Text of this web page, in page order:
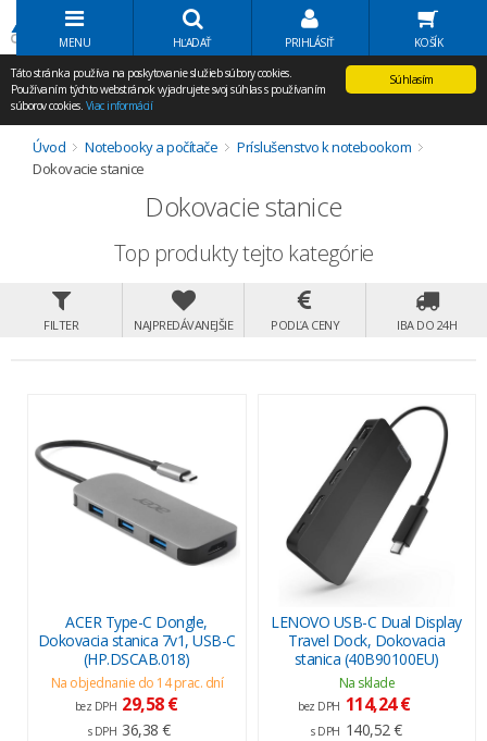
Volať Agem
MENU HĽADAŤ PRIHLÁSIŤ KOŠÍK
Súhlasím
Táto stránka používa na poskytovanie služieb súbory cookies.
Používaním týchto webstránok vyjadrujete svoj súhlas s používaním
súborov cookies. Viac informácií
Úvod Notebooky a počítače
Príslušenstvo k notebookom
Dokovacie stanice
Dokovacie stanice
Top produkty tejto kategórie
FILTER NAJPREDÁVANEJŠIE PODĽA CENY IBA DO 24H
ACER Type-C Dongle,
Dokovacia stanica 7v1, USB-C
(HP.DSCAB.018)
Na objednanie do 14 prac. dní
bez DPH 29,58 €
s DPH 36,38 €
LENOVO USB-C Dual Display
Travel Dock, Dokovacia
stanica (40B90100EU)
Na sklade
bez DPH 114,24 €
s DPH 140,52 €